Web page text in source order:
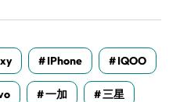
IPhone IQOO
一加 三星